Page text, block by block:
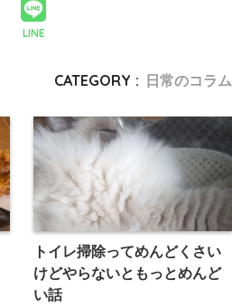
LINE
CATEGORY : 日常のコラム
トイレ掃除ってめんどくさい
けどやらないともっとめんど
い話